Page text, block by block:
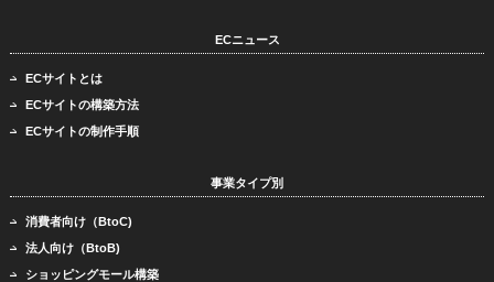
ECニュース
ECサイトとは
ECサイトの構築方法
ECサイトの制作手順
事業タイプ別
消費者向け（BtoC)
法人向け（BtoB)
ショッピングモール構築